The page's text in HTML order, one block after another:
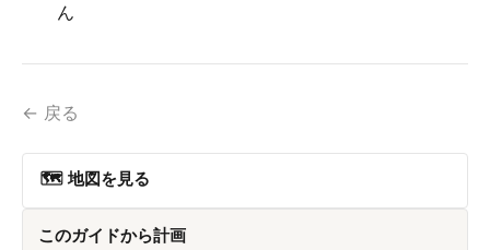
ん
← 戻る
🗺 地図を見る
このガイドから計画